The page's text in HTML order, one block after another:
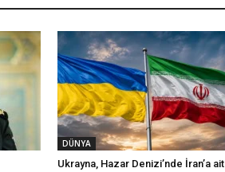
DÜNYA
Ukrayna, Hazar Denizi’nde İran’a ait